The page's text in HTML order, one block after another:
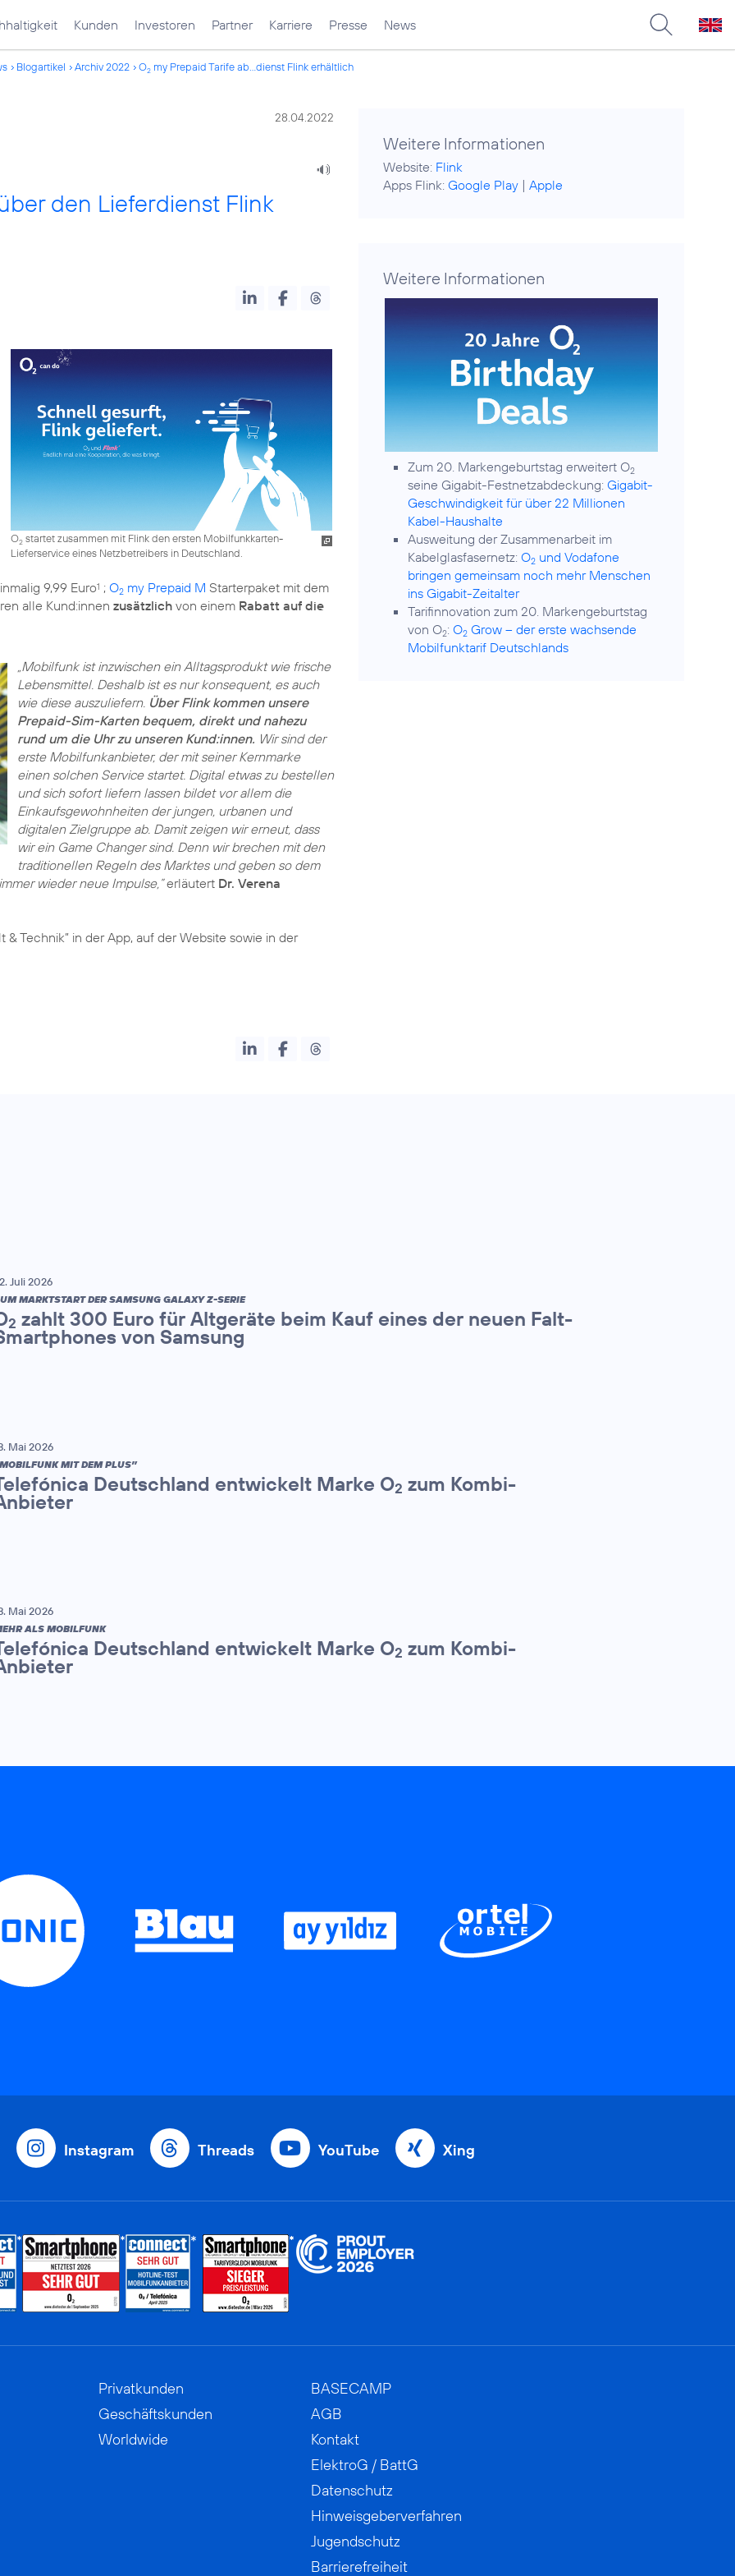
Kunden Investoren Partner Karriere Presse News
Blogartikel Archiv 2022 O2 my Prepaid Tarife ab...dienst Flink erhältlich
28.04.2022
den Lieferdienst Flink
O2startet zusammen mit Flink den ersten Mobilfunkkarten-
Lieferservice eines Netzbetreibers in Deutschland.
9,99 Euro1 ; O2 my Prepaid M Starterpaket mit dem
alle Kund:innen zusätzlich von einem Rabatt auf die
„Mobilfunk ist inzwischen ein Alltagsprodukt wie frische
Lebensmittel. Deshalb ist es nur konsequent, es auch
wie diese auszuliefern. Über Flink kommen unsere
Prepaid-Sim-Karten bequem, direkt und nahezu
rund um die Uhr zu unseren Kund:innen. Wir sind der
erste Mobilfunkanbieter, der mit seiner Kernmarke
einen solchen Service startet. Digital etwas zu bestellen
und sich sofort liefern lassen bildet vor allem die
Einkaufsgewohnheiten der jungen, urbanen und
digitalen Zielgruppe ab. Damit zeigen wir erneut, dass
wir ein Game Changer sind. Denn wir brechen mit den
traditionellen Regeln des Marktes und geben so dem
wieder neue Impulse,”erläutert Dr. Verena
& Technik” in der App, auf der Website sowie in der
Weitere Informationen
Website: Flink
Apps Flink:Google Play |Apple
Weitere Informationen
Zum 20. Markengeburtstag erweitert O2
seine Gigabit-Festnetzabdeckung:Gigabit-
Geschwindigkeit für über 22 Millionen
Kabel-Haushalte
Ausweitung der Zusammenarbeit im
Kabelglasfasernetz:O2 und Vodafone
bringen gemeinsam noch mehr Menschen
ins Gigabit-Zeitalter
Tarifinnovation zum 20. Markengeburtstag
von O2:O2 Grow – der erste wachsende
Mobilfunktarif Deutschlands
Juli 2026
MARKTSTART DER SAMSUNG GALAXY Z-SERIE
2 zahlt 300 Euro für Altgeräte beim Kauf eines der neuen Falt-
von Samsung
Mai 2026
MIT DEM PLUS”
Deutschland entwickelt Marke O2 zum Kombi-
Mai 2026
ALS MOBILFUNK
Deutschland entwickelt Marke O2 zum Kombi-
Instagram Threads YouTube Xing
Privatkunden
Geschäftskunden
Worldwide
BASECAMP
AGB
Kontakt
ElektroG / BattG
Datenschutz
Hinweisgeberverfahren
Jugendschutz
Barrierefreiheit